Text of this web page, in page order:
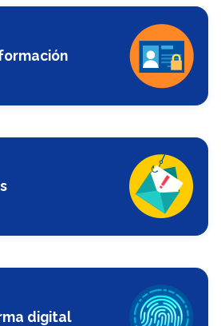
digital